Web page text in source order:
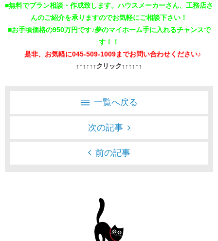
■無料でプラン相談・作成致します。ハウスメーカーさん、工務店さ
んのご紹介を承りますのでお気軽にご相談下さい！
■お手頃価格の950万円です♪夢のマイホーム手に入れるチャンスで
す！！
是非、お気軽に045-509-1009までお問い合わせください♪
↑↑↑↑↑↑クリック↑↑↑↑↑↑
一覧へ戻る
次の記事
前の記事